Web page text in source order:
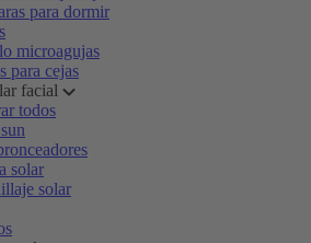
para dormir
microagujas
para cejas
facial
todos
solar
solar